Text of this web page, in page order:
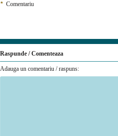
* Comentariu
Raspunde / Comenteaza
Adauga un comentariu / raspuns: